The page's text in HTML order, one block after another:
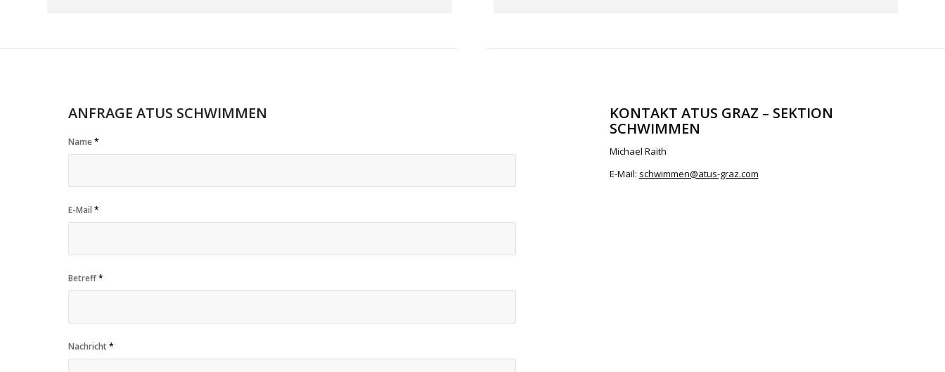
ANFRAGE ATUS SCHWIMMEN
Name*
E-Mail *
Betreff*
Nachricht*
KONTAKT ATUS GRAZ – SEKTION
SCHWIMMEN
Michael Raith
E-Mail: schwimmen@atus-graz.com